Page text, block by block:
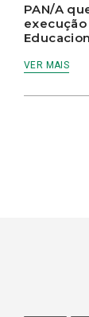
PAN/A
VER MAIS